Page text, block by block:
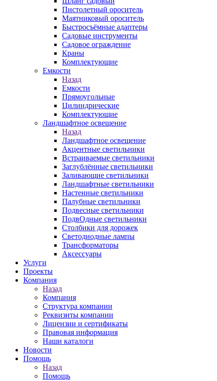
Пистолетный ороситель
Маятниковый ороситель
Быстросъёмные адаптеры
Садовые инструменты
Садовое ограждение
Краны
Комплектующие
Емкости
Назад
Емкости
Прямоугольные
Цилиндрические
Комплектующие
Ландшафтное освещение
Назад
Ландшафтное освещение
Акцентные светильники
Встраиваемые светильники
Заглублённые светильники
Заливающие светильники
Ландшафтные светильники
Настенные светильники
Палубные светильники
Подвесные светильники
ПодвОдные светильники
Столбики для дорожек
Светодиодные лампы
Трансформаторы
Аксессуары
Услуги
Проекты
Компания
Назад
Компания
Структура компании
Реквизиты компании
Лицензии и сертификаты
Правовая информация
Наши каталоги
Новости
Помощь
Назад
Помощь